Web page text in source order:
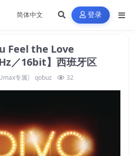
登录
Feel the Love
／16bit】西班牙区
专属〗 qobuz 32